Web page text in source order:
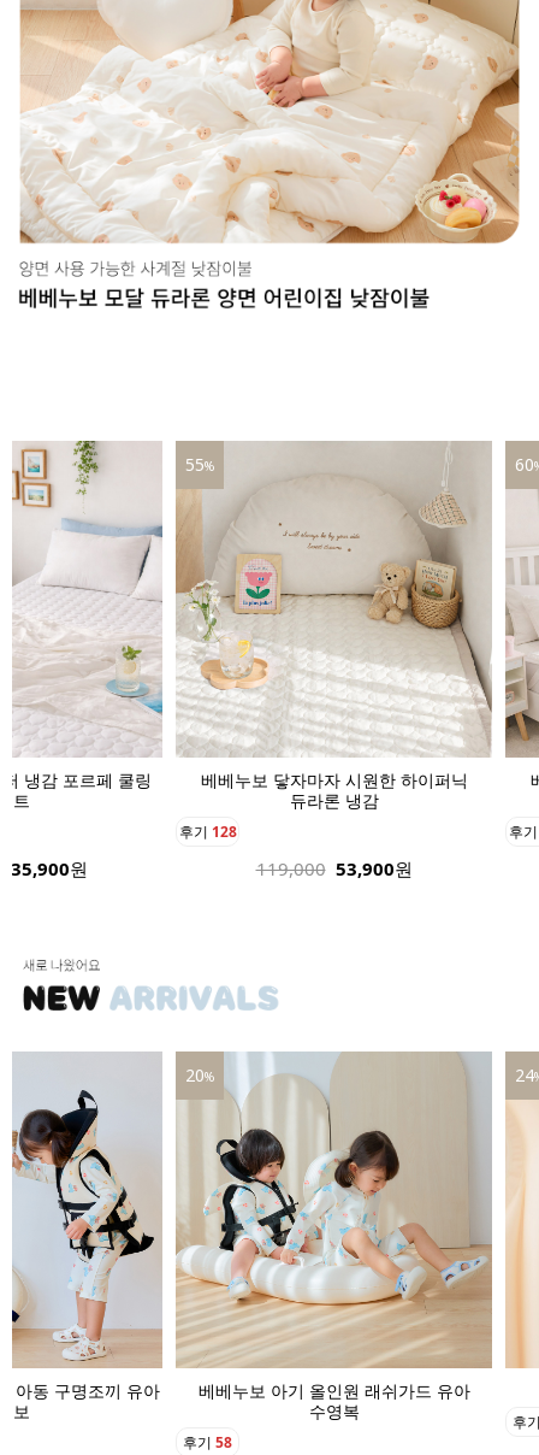
시원한 하이퍼닉
냉감
53,900원
60%
베베누보 닿자마자 시원한 하이퍼닉
듀라론 냉감
후기 136
189,000 75,900원
39
후
원 래쉬가드 유아
복
24%
베베누보 아기 수영모자 버킷햇
16